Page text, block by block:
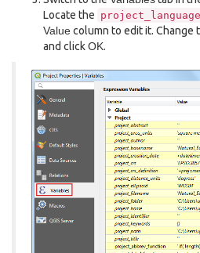
Locate the project_language
Valuecolumn to edit it. Change
and clickOK.